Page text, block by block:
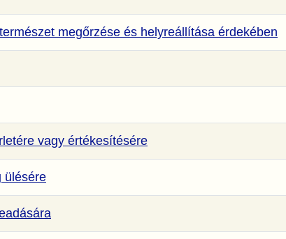
megőrzése és helyreállítása érdekében
vagy értékesítésére
ülésére